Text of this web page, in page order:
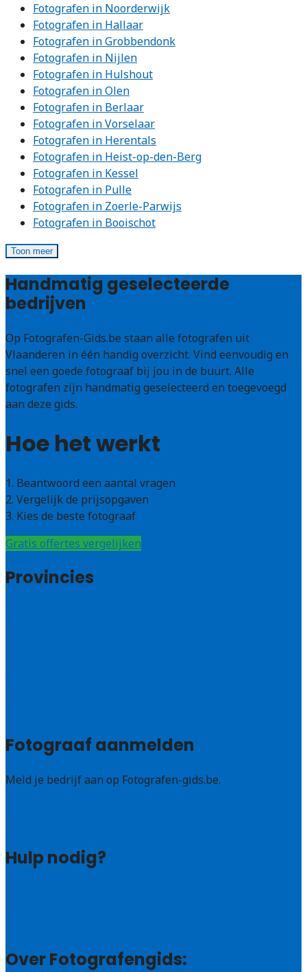
Fotografen in Noorderwijk
Fotografen in Hallaar
Fotografen in Grobbendonk
Fotografen in Nijlen
Fotografen in Hulshout
Fotografen in Olen
Fotografen in Berlaar
Fotografen in Vorselaar
Fotografen in Herentals
Fotografen in Heist-op-den-Berg
Fotografen in Kessel
Fotografen in Pulle
Fotografen in Zoerle-Parwijs
Fotografen in Booischot
Toon meer
Handmatig geselecteerde
bedrijven
Op Fotografen-Gids.be staan alle fotografen uit
Vlaanderen in één handig overzicht. Vind eenvoudig en
snel een goede fotograaf bij jou in de buurt. Alle
fotografen zijn handmatig geselecteerd en toegevoegd
aan deze gids.
Hoe het werkt
1. Beantwoord een aantal vragen
2. Vergelijk de prijsopgaven
3. Kies de beste fotograaf
Gratis offertes vergelijken
Provincies
Fotograaf aanmelden
Meld je bedrijf aan op Fotografen-gids.be.
Hulp nodig?
Over Fotografengids: